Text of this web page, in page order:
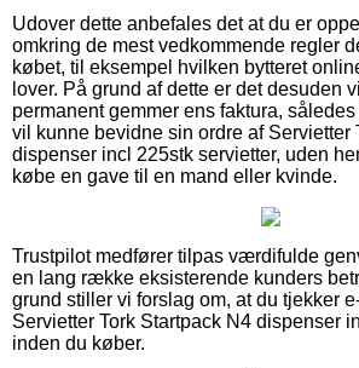
Udover dette anbefales det at du er
omkring de mest vedkommende regler
købet, til eksempel hvilken bytteret
lover. På grund af dette er det desuden
permanent gemmer ens faktura,
vil kunne bevidne sin ordre af Servietter
dispenser incl 225stk servietter, uden
købe en gave til en mand eller kvinde.
Trustpilot medfører tilpas værdifulde
en lang række eksisterende kunders
grund stiller vi forslag om, at du tjekker
Servietter Tork Startpack N4 dispenser
inden du køber.